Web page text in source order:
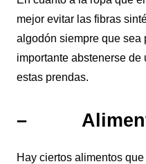
mejor evitar las fibras
algodón siempre que sea
importante abstenerse
estas prendas.
–
Hay ciertos alimentos